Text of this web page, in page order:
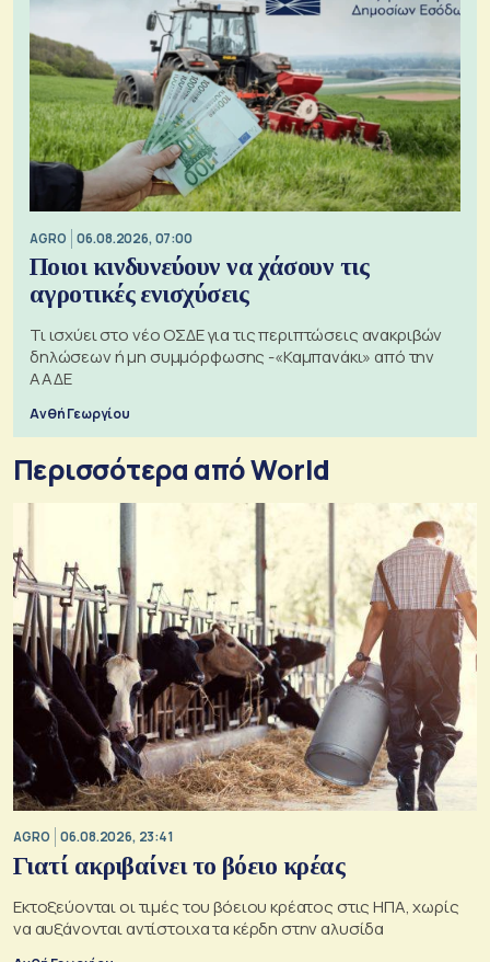
AGRO 06.08.2026, 07:00
Ποιοι κινδυνεύουν να χάσουν τις
αγροτικές ενισχύσεις
Τι ισχύει στο νέο ΟΣΔΕ για τις περιπτώσεις ανακριβών
δηλώσεων ή μη συμμόρφωσης -«Καμπανάκι» από την
ΑΑΔΕ
Ανθή Γεωργίου
Περισσότερα από World
AGRO 06.08.2026, 23:41
Γιατί ακριβαίνει το βόειο κρέας
Εκτοξεύονται οι τιμές του βόειου κρέατος στις ΗΠΑ, χωρίς
να αυξάνονται αντίστοιχα τα κέρδη στην αλυσίδα